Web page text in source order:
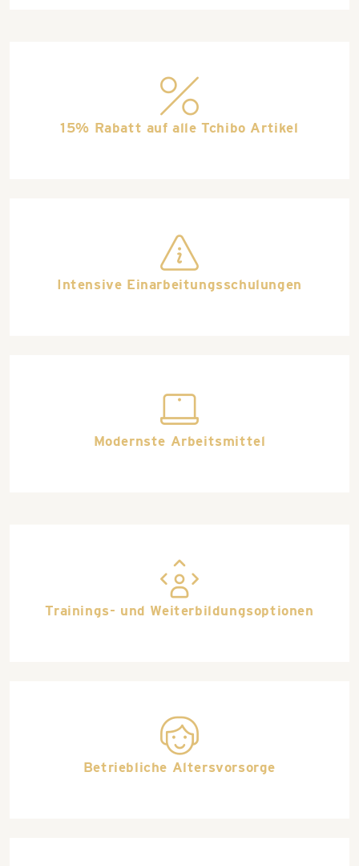
discountshop
15% Rabatt auf alle Tchibo Artikel
information
Intensive Einarbeitungsschulungen
computer
Modernste Arbeitsmittel
career
Trainings- und Weiterbildungsoptionen
all_around_happy
Betriebliche Altersvorsorge